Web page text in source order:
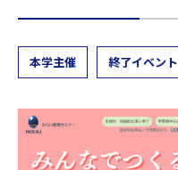
本学主催 終了イベント